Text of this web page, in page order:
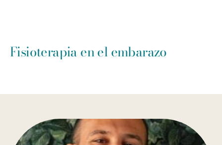
Fisioterapia en el embarazo